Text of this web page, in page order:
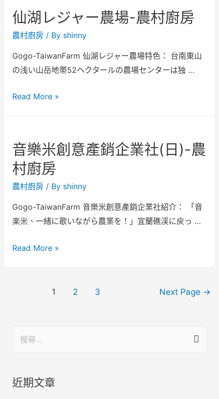
仙湖レジャー農場-農村廚房
農村廚房/ By shinny
Gogo-TaiwanFarm 仙湖レジャー農場特色： 台南東山
の浅い山岳地帯52ヘクタールの農場センターは独 …
Read More »
音樂米創意產銷企業社(日)-農
村廚房
農村廚房/ By shinny
Gogo-TaiwanFarm 音樂米創意產銷企業社紹介： 「音
楽米、一緒に歌いながら農業を！」宜蘭礁渓に戻っ …
Read More »
1 2 3 Next Page →
近期文章